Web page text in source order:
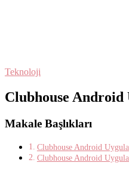
Teknoloji
Clubhouse Android
Makale Başlıkları
Clubhouse Android
Clubhouse Android